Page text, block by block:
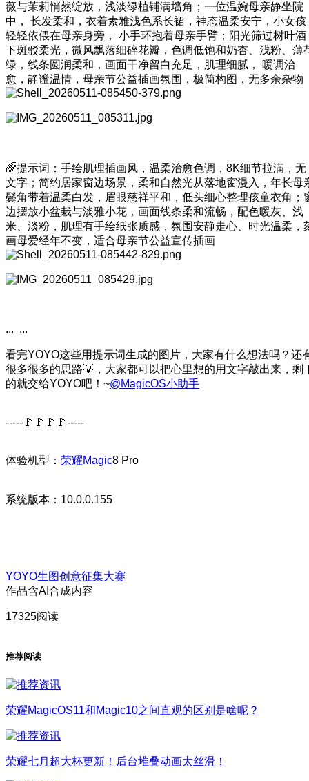
薇与茉莉悄然绽放，浅淡绿植铺满墙角；一位温婉母亲静坐院
中， 长发柔和，衣着素雅浅色系长裙，神态温柔安宁，小女孩
轻轻依偎在母亲身旁， 小手环抱着母亲手臂；阳光筛过树叶酒
下斑驳柔光，微风飘落细碎花瓣，色调低饱和奶杏、浅粉、薄
绿，线条圆润柔和，画面干净留白充足，肌理细腻， 暖调治
愈，静谧温情，母亲节公益插画氛围，极简构图，无多余杂物
🌈提示词：手绘肌理插画风，温柔治愈色调，8K细节拉满，无
文字；简约居家窗边场景，柔和自然光从落地窗漫入，年长母
鬓角带着温柔白发，眉眼慈祥平和，低头细心整理孩童衣角；
边摆放小盆栽与淡雅小花，画面线条柔和流畅，配色暖灰、浅
米、淡粉，肌理有手绘纸张质感，氛围安静走心、时光温柔，
画母爱经年不变，适合母亲节公益宣传插画
... ...
看完YOYO这些用提示词生成的图片，大家有什么想法吗？还
很多很多的思路💡，大家都可以把心里想的用文字敲出来，剩
的就交给YOYO吧！~@MagicOS小助手
-----🚩🚩🚩🚩-----
体验机型： 荣耀Magic8 Pro
系统版本：10.0.0.155
YOYO生图创意征集大赛
作品含AI合成内容
17325阅读
推荐阅读
荣耀MagicOS11和Magic10之间直观的区别是啥呢？
荣耀七月超大杯更新！后台堆叠动画太丝滑！